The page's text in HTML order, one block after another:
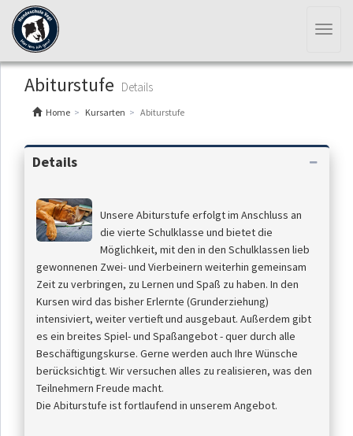
Abiturstufe Details
Home Kursarten Abiturstufe
Details
Unsere Abiturstufe erfolgt im Anschluss an
die vierte Schulklasse und bietet die
Möglichkeit, mit den in den Schulklassen lieb
gewonnenen Zwei- und Vierbeinern weiterhin gemeinsam
Zeit zu verbringen, zu Lernen und Spaß zu haben. In den
Kursen wird das bisher Erlernte (Grunderziehung)
intensiviert, weiter vertieft und ausgebaut. Außerdem gibt
es ein breites Spiel- und Spaßangebot - quer durch alle
Beschäftigungskurse. Gerne werden auch Ihre Wünsche
berücksichtigt. Wir versuchen alles zu realisieren, was den
Teilnehmern Freude macht.
Die Abiturstufe ist fortlaufend in unserem Angebot.